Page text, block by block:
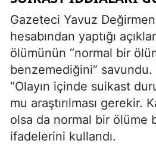
Gazeteci Yavuz
hesabından yaptığı
ölümünün “normal bir
benzemediğini”
“Olayın içinde suikast
mu araştırılması gerekir.
olsa da normal bir ölüme
ifadelerini kullandı.